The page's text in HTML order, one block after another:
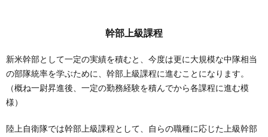
幹部上級課程
新米幹部として一定の実績を積むと、今度は更に大規模な中隊相当
の部隊統率を学ぶために、幹部上級課程に進むことになります。
（概ね一尉昇進後、一定の勤務経験を積んでから各課程に進む模
様）
陸上自衛隊では幹部上級課程として、自らの職種に応じた上級幹部